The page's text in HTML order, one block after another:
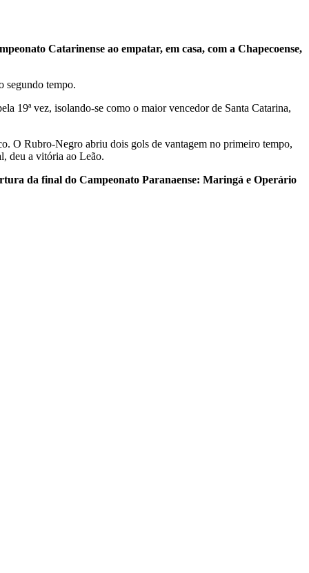
Catarinense ao empatar, em casa, com a Chapecoense,
segundo tempo.
19ª vez, isolando-se como o maior vencedor de Santa Catarina,
O Rubro-Negro abriu dois gols de vantagem no primeiro tempo,
deu a vitória ao Leão.
da final do Campeonato Paranaense: Maringá e Operário